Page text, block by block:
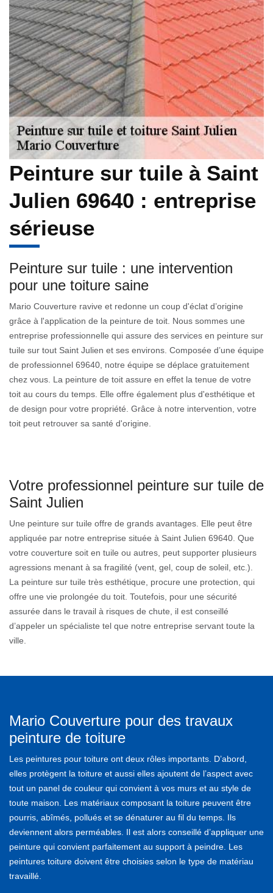
Peinture sur tuile à Saint
Julien 69640 : entreprise
sérieuse
Peinture sur tuile : une intervention
pour une toiture saine
Mario Couverture ravive et redonne un coup d'éclat d’origine
grâce à l'application de la peinture de toit. Nous sommes une
entreprise professionnelle qui assure des services en peinture sur
tuile sur tout Saint Julien et ses environs. Composée d’une équipe
de professionnel 69640, notre équipe se déplace gratuitement
chez vous. La peinture de toit assure en effet la tenue de votre
toit au cours du temps. Elle offre également plus d'esthétique et
de design pour votre propriété. Grâce à notre intervention, votre
toit peut retrouver sa santé d'origine.
Votre professionnel peinture sur tuile de
Saint Julien
Une peinture sur tuile offre de grands avantages. Elle peut être
appliquée par notre entreprise située à Saint Julien 69640. Que
votre couverture soit en tuile ou autres, peut supporter plusieurs
agressions menant à sa fragilité (vent, gel, coup de soleil, etc.).
La peinture sur tuile très esthétique, procure une protection, qui
offre une vie prolongée du toit. Toutefois, pour une sécurité
assurée dans le travail à risques de chute, il est conseillé
d’appeler un spécialiste tel que notre entreprise servant toute la
ville.
Mario Couverture pour des travaux
peinture de toiture
Les peintures pour toiture ont deux rôles importants. D’abord,
elles protègent la toiture et aussi elles ajoutent de l’aspect avec
tout un panel de couleur qui convient à vos murs et au style de
toute maison. Les matériaux composant la toiture peuvent être
pourris, abîmés, pollués et se dénaturer au fil du temps. Ils
deviennent alors perméables. Il est alors conseillé d’appliquer une
peinture qui convient parfaitement au support à peindre. Les
peintures toiture doivent être choisies selon le type de matériau
travaillé.